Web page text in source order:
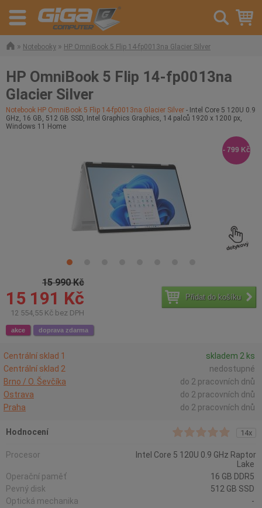
» Notebooky » HP OmniBook 5 Flip 14-fp0013na Glacier Silver
HP OmniBook 5 Flip 14-fp0013na
Glacier Silver
Notebook HP OmniBook 5 Flip 14-fp0013na Glacier Silver - Intel Core 5 120U 0.9
GHz, 16 GB, 512 GB SSD, Intel Graphics Graphics, 14 palců 1920 x 1200 px,
Windows 11 Home
15 990 Kč
15 191 Kč
12 554,55 Kč bez DPH
Přidat do košíku
akce doprava zdarma
- 799 Kč
Centrální sklad 1
skladem 2 ks
Centrální sklad 2
nedostupné
Brno / O. Ševčíka
do 2 pracovních dnů
Ostrava
do 2 pracovních dnů
Praha
do 2 pracovních dnů
Hodnocení 14x
Procesor
Intel Core 5 120U 0.9 GHz Raptor
Lake
Operační paměť
16 GB DDR5
Pevný disk
512 GB SSD
Optická mechanika
-